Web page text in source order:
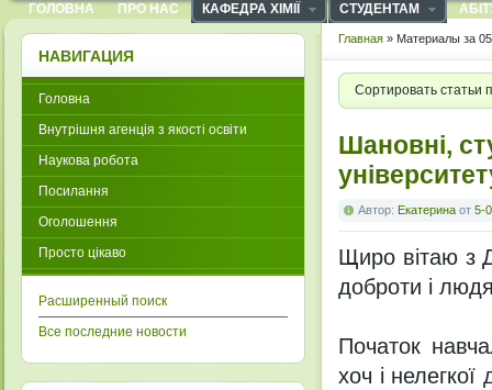
ГОЛОВНА ПРО НАС КАФЕДРА ХІМІЇ СТУДЕНТАМ
Главная » Материалы за
Сортировать статьи
Шановні,
Автор: Екатерина от 5-
Щиро вітаю з
доброти і
Початок
хоч і
НАВИГАЦИЯ
Головна
Внутрішня агенція з якості освіти
Наукова робота
Посилання
Оголошення
Просто цікаво
Расширенный поиск
Все последние новости